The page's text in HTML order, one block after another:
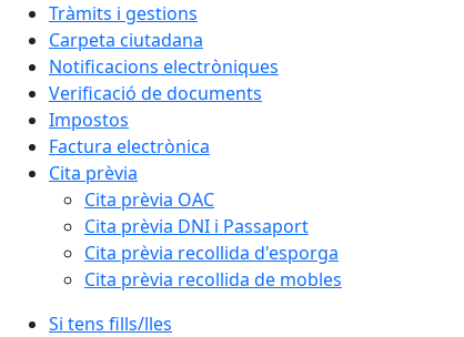
Tràmits i gestions
Carpeta ciutadana
Notificacions electròniques
Verificació de documents
Impostos
Factura electrònica
Cita prèvia
Cita prèvia OAC
Cita prèvia DNI i Passaport
Cita prèvia recollida d'esporga
Cita prèvia recollida de mobles
Si tens fills/lles